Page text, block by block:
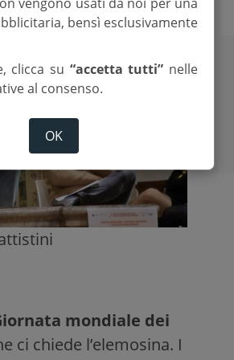
mondiale dei
ci chiede l’elemosina. I
bensì esclusivamente
clicca su “accetta tutti” nelle
al consenso.
OK